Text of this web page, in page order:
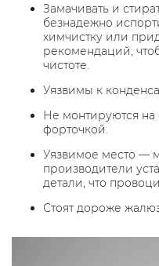
Замачивать и
безнадежно
химчистку или
рекомендаций,
чистоте.
Уязвимы к
Не монтируются на
форточкой.
Уязвимое место —
производители
детали, что
Стоят дороже